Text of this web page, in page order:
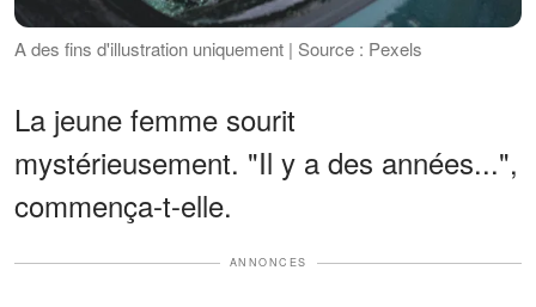
A des fins d'illustration uniquement | Source : Pexels
La jeune femme sourit
mystérieusement. "Il y a des années...",
commença-t-elle.
ANNONCES